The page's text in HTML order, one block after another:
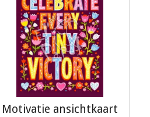
Motivatie ansichtkaart